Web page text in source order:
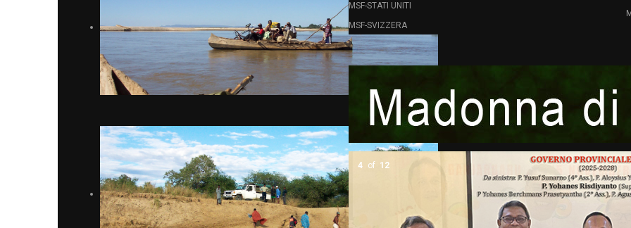
MSF-STATI UNITI
MSF-SVIZZERA
5 of 12